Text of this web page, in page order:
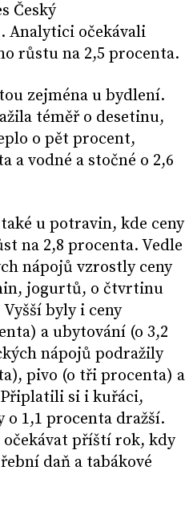
Český
Analytici očekávali
růstu na 2,5 procenta.
zejména u bydlení.
téměř o desetinu,
o pět procent,
a vodné a stočné o 2,6
u potravin, kde ceny
na 2,8 procenta. Vedle
nápojů vzrostly ceny
jogurtů, o čtvrtinu
byly i ceny
a ubytování (o 3,2
nápojů podražily
pivo (o tři procenta) a
si i kuřáci,
o 1,1 procenta dražší.
příští rok, kdy
daň a tabákové